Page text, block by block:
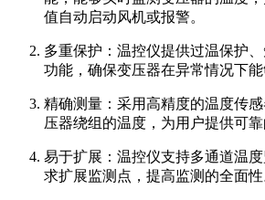
值自动启动风机或报警。
多重保护：温控仪提供过温保护
功能，确保变压器在异常情况下能
精确测量：采用高精度的温度传
压器绕组的温度，为用户提供可靠
易于扩展：温控仪支持多通道温
求扩展监测点，提高监测的全面性